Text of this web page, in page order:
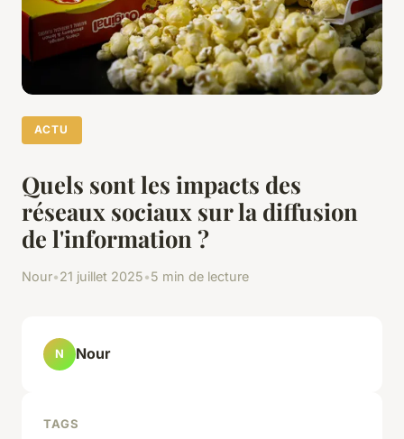
ACTU
Quels sont les impacts des
réseaux sociaux sur la diffusion
de l'information ?
Nour•21 juillet 2025•5 min de lecture
N Nour
TAGS